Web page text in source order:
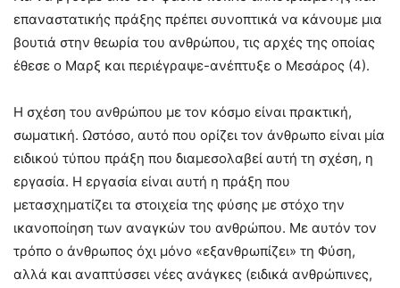
επαναστατικής πράξης πρέπει συνοπτικά να κάνουμε μια
βουτιά στην θεωρία του ανθρώπου, τις αρχές της οποίας
έθεσε ο Μαρξ και περιέγραψε-ανέπτυξε ο Μεσάρος (4).
Η σχέση του ανθρώπου με τον κόσμο είναι πρακτική,
σωματική. Ωστόσο, αυτό που ορίζει τον άνθρωπο είναι μία
ειδικού τύπου πράξη που διαμεσολαβεί αυτή τη σχέση, η
εργασία. Η εργασία είναι αυτή η πράξη που
μετασχηματίζει τα στοιχεία της φύσης με στόχο την
ικανοποίηση των αναγκών του ανθρώπου. Με αυτόν τον
τρόπο ο άνθρωπος όχι μόνο «εξανθρωπίζει» τη Φύση,
αλλά και αναπτύσσει νέες ανάγκες (ειδικά ανθρώπινες,